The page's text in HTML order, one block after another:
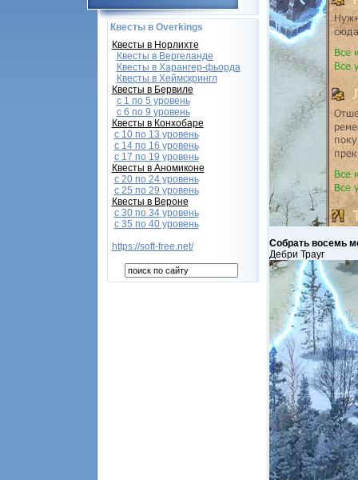
Квесты в Overkings
Квесты в Норлихте
Квесты в Вергеланде
Квесты в Харангер-фьорда
Квесты в Хеймскрингл
Квесты в Бервиле
с 1 по 5 уровень
с 6 по 9 уровень
Квесты в Конхобаре
c 10 по 13 уровень
с 14 по 16 уровень
с 17 по 19 уровень
Квесты в Аномиконе
с 20 по 24 уровень
с 25 по 29 уровень
Квесты в Вероне
с 30 по 34 уровень
с 35 по 40 уровень
https://soft-free.net/
Собрать восемь
Дебри Трауг